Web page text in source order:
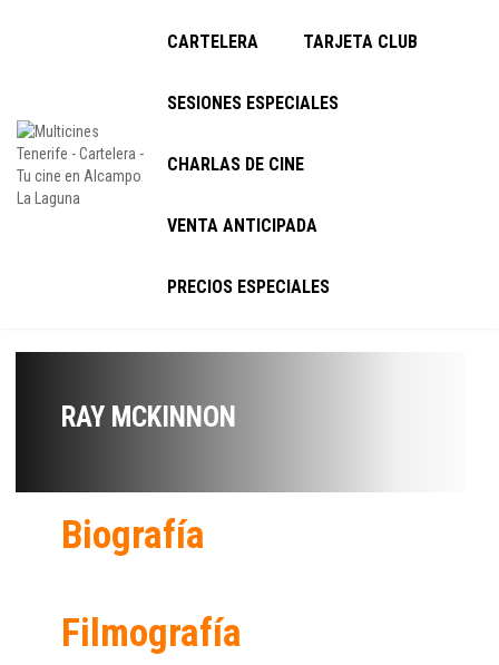
CARTELERA TARJETA CLUB
SESIONES ESPECIALES
CHARLAS DE CINE
VENTA ANTICIPADA
PRECIOS ESPECIALES
RAY MCKINNON
Biografía
Filmografía